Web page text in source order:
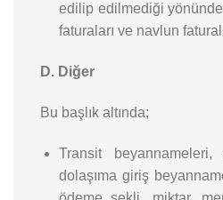
edilip edilmediği
faturaları ve navlun
D. Diğer
Bu başlık altında;
Transit
dolaşıma giriş